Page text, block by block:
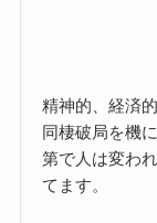
精神的、経済
同棲破局を機
第で人は変わ
てます。